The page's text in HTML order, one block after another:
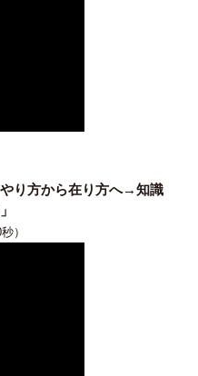
やり方から在り方へ→知識
）